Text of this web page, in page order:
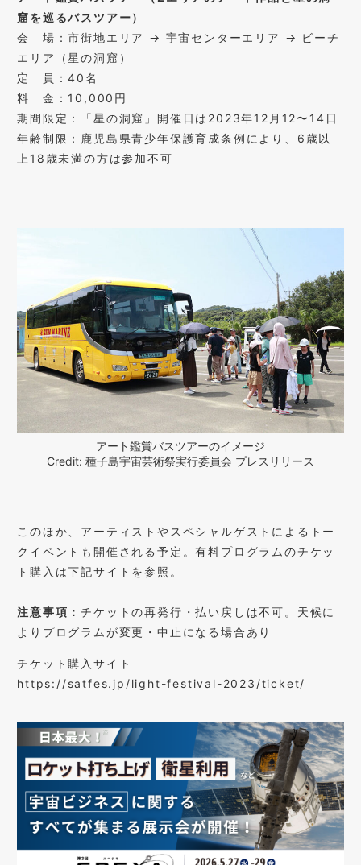
窟を巡るバスツアー）
会 場：市街地エリア → 宇宙センターエリア → ビーチ
エリア（星の洞窟）
定 員：40名
料 金：10,000円
期間限定：「星の洞窟」開催日は2023年12月12〜14日
年齢制限：鹿児島県青少年保護育成条例により、6歳以
上18歳未満の方は参加不可
アート鑑賞バスツアーのイメージ
Credit: 種子島宇宙芸術祭実行委員会 プレスリリース
このほか、アーティストやスペシャルゲストによるトー
クイベントも開催される予定。有料プログラムのチケッ
ト購入は下記サイトを参照。
注意事項：チケットの再発行・払い戻しは不可。天候に
よりプログラムが変更・中止になる場合あり
チケット購入サイト
https://satfes.jp/light-festival-2023/ticket/